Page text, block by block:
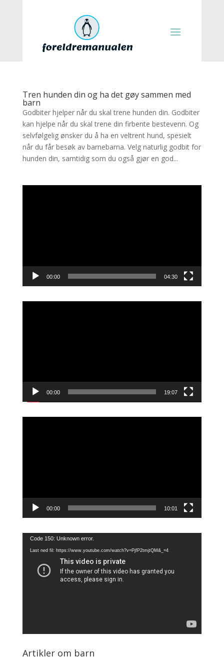
Tren hunden din og ha det gøy sammen med
barn
Godbiter hjelper når du skal trene hunden din. Godbiter
kan hjelpe når du skal trene din firbente bestevenn. Og
selvfølgelig ønsker du å ha en veltrent hund, spesielt
når du får besøk av barnebarna. Velg naturlig godbit for
hunden din, samtidig som du også gjør en god...
00:00 04:30
00:00 19:07
00:00 10:01
Videoavspiller
Code 150: Unknown error.
Last ned fil: https://www.youtube.com/watch?v=PjfP2tmjtQM&_=4
Artikler om barn